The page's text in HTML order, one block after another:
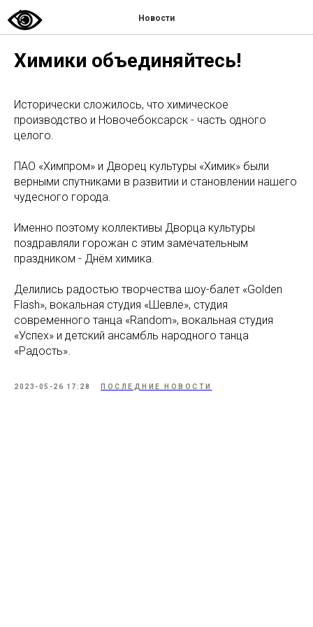
Новости
Химики объединяйтесь!
Исторически сложилось, что химическое
производство и Новочебоксарск - часть одного
целого.
ПАО «Химпром» и Дворец культуры «Химик» были
верными спутниками в развитии и становлении нашего
чудесного города.
Именно поэтому коллективы Дворца культуры
поздравляли горожан с этим замечательным
праздником - Днём химика.
Делились радостью творчества шоу-балет «Golden
Flash», вокальная студия «Шевле», студия
современного танца «Random», вокальная студия
«Успех» и детский ансамбль народного танца
«Радость».
2023-05-26 17:28 ПОСЛЕДНИЕ НОВОСТИ